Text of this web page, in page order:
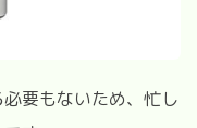
要もないため、忙し